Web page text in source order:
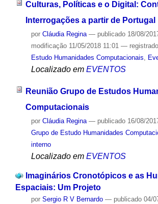
Culturas, Políticas e o Digital:
Interrogações a partir de Portugal
por Cláudia Regina — publicado18/08/
modificação11/05/2018 11:01 —
Estudo Humanidades Computacionais
Localizado em EVENTOS
Reunião Grupo de Estudos
Computacionais
por Cláudia Regina — publicado16/08/
Grupo de Estudo Humanidades
interno
Localizado em EVENTOS
Imaginários Cronotópicos e as
Espaciais: Um Projeto
por Sergio R V Bernardo — publicado04/